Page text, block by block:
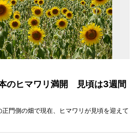
のヒマワリ満開 見頃は3週間
門側の畑で現在、ヒマワリが見頃を迎えて